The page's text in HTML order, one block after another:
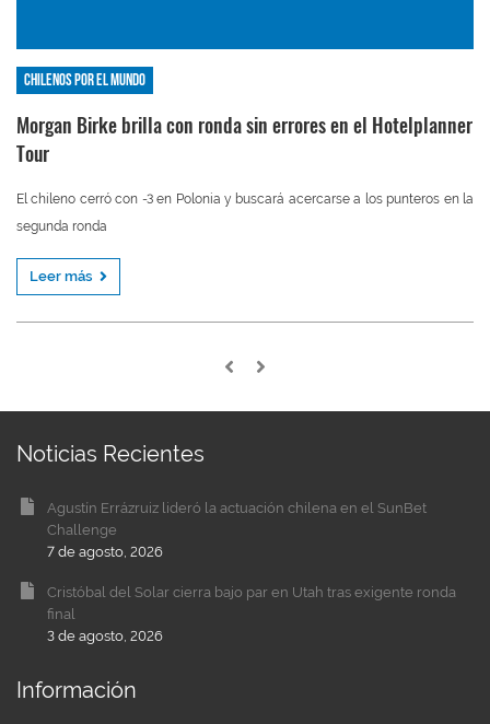
Chilenos por el mundo
Morgan Birke brilla con ronda sin errores en el Hotelplanner
Tour
El chileno cerró con -3 en Polonia y buscará acercarse a los punteros en la
segunda ronda
Leer más
Noticias Recientes
Agustín Errázruiz lideró la actuación chilena en el SunBet
Challenge
7 de agosto, 2026
Cristóbal del Solar cierra bajo par en Utah tras exigente ronda
final
3 de agosto, 2026
Información